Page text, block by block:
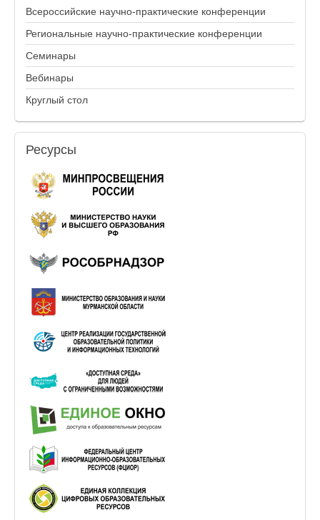
Всероссийские научно-практические конференции
Региональные научно-практические конференции
Семинары
Вебинары
Круглый стол
Ресурсы